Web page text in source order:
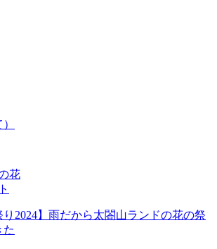
花
り2024】雨だから太閤山ランドの花の祭
た